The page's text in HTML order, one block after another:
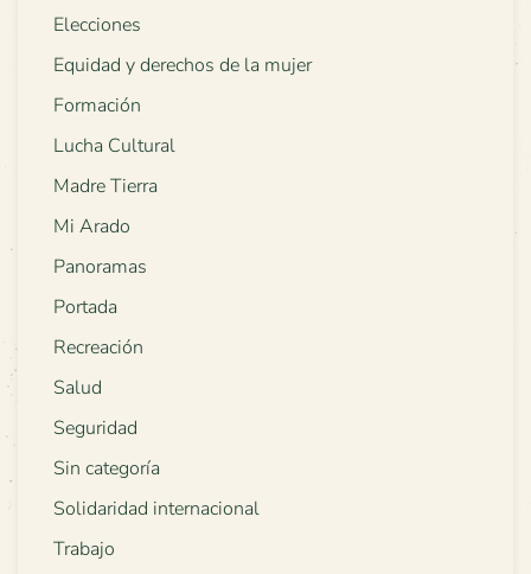
Elecciones
Equidad y derechos de la mujer
Formación
Lucha Cultural
Madre Tierra
Mi Arado
Panoramas
Portada
Recreación
Salud
Seguridad
Sin categoría
Solidaridad internacional
Trabajo